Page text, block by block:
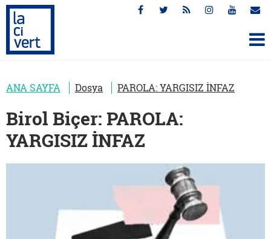
ANA SAYFA Dosya PAROLA: YARGISIZ İNFAZ
Birol Biçer: PAROLA:
YARGISIZ İNFAZ